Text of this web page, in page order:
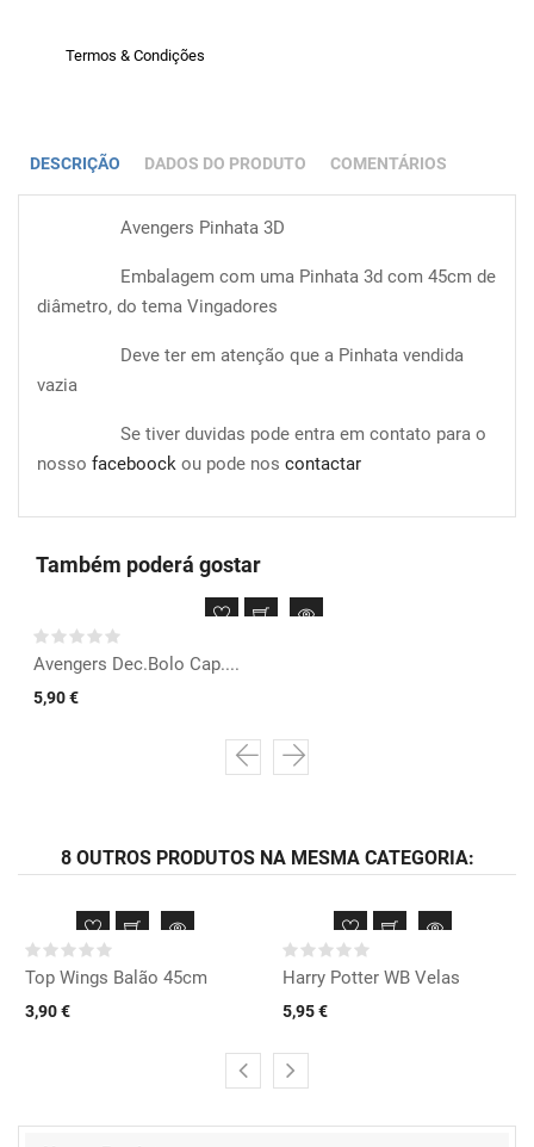
Termos & Condições
DESCRIÇÃO DADOS DO PRODUTO COMENTÁRIOS
Avengers Pinhata 3D
Embalagem com uma Pinhata 3d com 45cm de
diâmetro, do tema Vingadores
Deve ter em atenção que a Pinhata vendida
vazia
Se tiver duvidas pode entra em contato para o
nosso faceboock ou pode nos contactar
Também poderá gostar
Avengers Dec.Bolo Cap....
5,90 €
8 OUTROS PRODUTOS NA MESMA CATEGORIA:
Top Wings Balão 45cm
3,90 €
Harry Potter WB Velas
5,95 €